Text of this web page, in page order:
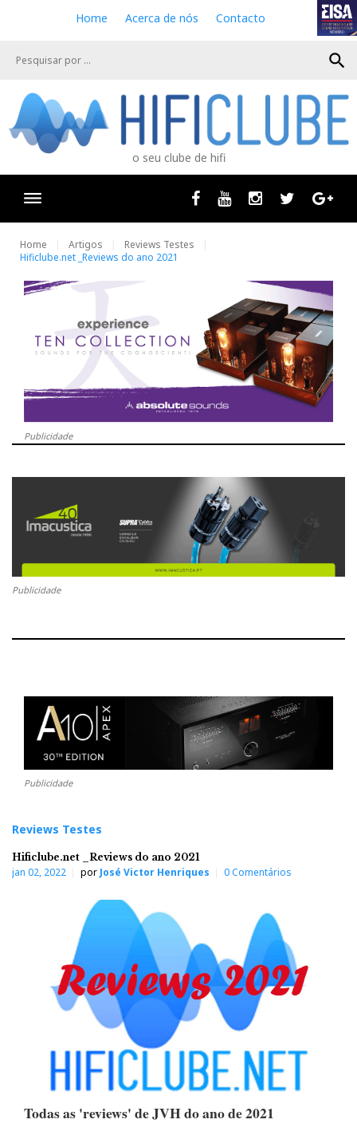
e
Home Acerca de nós Contacto
search
o seu clube de hifi
Facebook
Youtube InstagramTwitter
Home Artigos
Reviews Testes
Hificlube.net _Reviews do ano 2021
Publicidade
Publicidade
Publicidade
Reviews Testes
Hificlube.net _Reviews do ano 2021
jan 02, 2022 por José Victor Henriques 0 Comentários
Todas as 'reviews' de JVH do ano de 2021